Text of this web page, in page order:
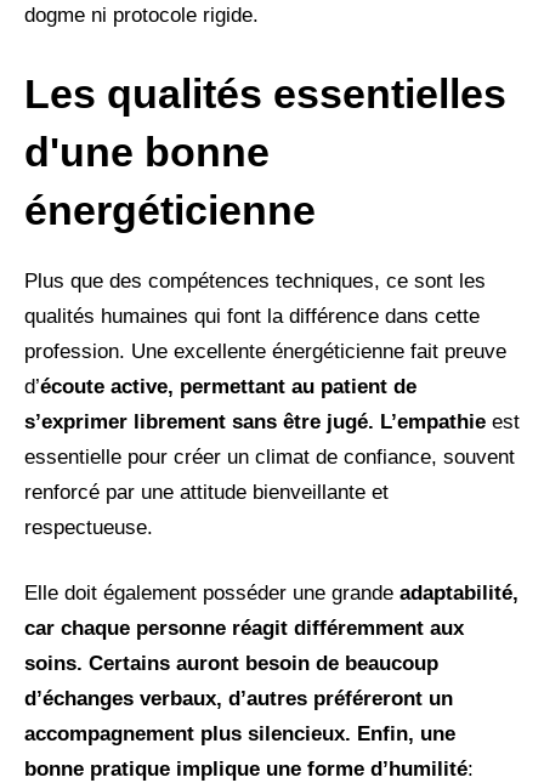
dogme ni protocole rigide.
Les qualités essentielles
d'une bonne
énergéticienne
Plus que des compétences techniques, ce sont les
qualités humaines qui font la différence dans cette
profession. Une excellente énergéticienne fait preuve
d’écoute active, permettant au patient de
s’exprimer librement sans être jugé. L’empathie est
essentielle pour créer un climat de confiance, souvent
renforcé par une attitude bienveillante et
respectueuse.
Elle doit également posséder une grande adaptabilité,
car chaque personne réagit différemment aux
soins. Certains auront besoin de beaucoup
d’échanges verbaux, d’autres préféreront un
accompagnement plus silencieux. Enfin, une
bonne pratique implique une forme d’humilité: